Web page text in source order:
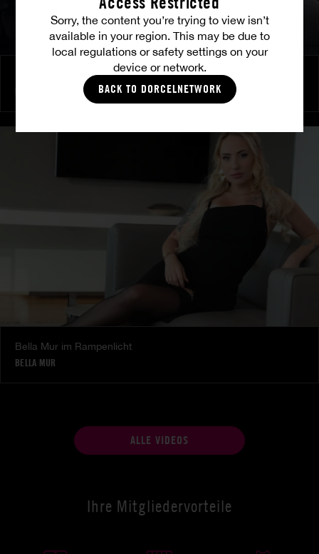
Sorry, the content you’re trying to view isn’t
available in your region. This may be due to
local regulations or safety settings on your
device or network.
BACK TO DORCELNETWORK
Brennende Freundschaft
MATTY MILA PEREZ
Bella Mur im Rampenlicht
BELLA MUR
ALLE VIDEOS
Ihre Mitgliedervorteile